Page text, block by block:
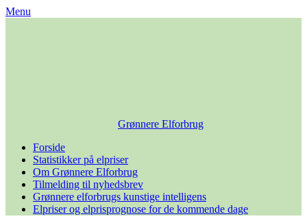
Skip
Menu
Grønnere Elforbrug
Forside
Statistikker på elpriser
Om Grønnere Elforbrug
Tilmelding til nyhedsbrev
Grønnere elforbrugs kunstige intelligens
Elpriser og elprisprognose for de kommende dage